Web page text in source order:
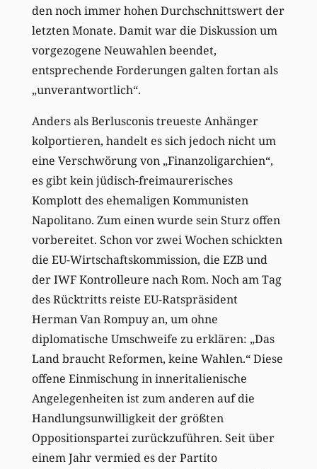
den noch immer hohen Durchschnittswert der
letzten Monate. Damit war die Diskussion um
vorgezogene Neuwahlen beendet,
entsprechende Forderungen galten fortan als
„unverantwortlich“.
Anders als Berlusconis treueste Anhänger
kolportieren, handelt es sich jedoch nicht um
eine Verschwörung von „Finanzoligarchien“,
es gibt kein jüdisch-freimaurerisches
Komplott des ehemaligen Kommunisten
Napolitano. Zum einen wurde sein Sturz offen
vorbereitet. Schon vor zwei Wochen schickten
die EU-Wirtschaftskommission, die EZB und
der IWF Kontrolleure nach Rom. Noch am Tag
des Rücktritts reiste EU-Ratspräsident
Herman Van Rompuy an, um ohne
diplomatische Umschweife zu erklären: „Das
Land braucht Reformen, keine Wahlen.“ Diese
offene Einmischung in inneritalienische
Angelegenheiten ist zum anderen auf die
Handlungsunwilligkeit der größten
Oppositionspartei zurückzuführen. Seit über
einem Jahr vermied es der Partito